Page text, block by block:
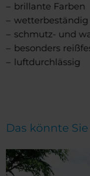
brillante Farben
schmutz- und
besonders
luftdurchlässig
Das könnte